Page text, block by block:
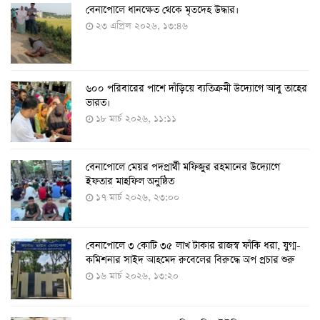
করোনায় ৩ জনের প্রাণহানি, নতুন শনাক্ত ২৯৬
৮ আগস্ট ২০২২, ১৯:৩৪
দেশে তৈরি হলো করোনা শনাক্তের কিট
৮ আগস্ট ২০২২, ১৩:০৯
দেশেই তৈরি হলো করোনা পরীক্ষার কিট, সময় লাগবে ৪-৫
ঘণ্টা
৭ আগস্ট ২০২২, ১৪:০৩
১১ আগস্ট থেকে পরীক্ষামূলকভাবে শুরু শিশুদের করোনা টিকা
দেওয়া
৭ আগস্ট ২০২২, ১৩:৫৩
বেনাপোলে ধানক্ষেত থেকে মৃতদেহ উদ্ধার।
২৩ এপ্রিল ২০২৬, ১৩:৪৬
৬০০ পরিবারের পাশে দাঁড়িয়ে ব্যতিক্রমী উদ্যোগে আবু তাহের
ভারত।
১৮ মার্চ ২০২৬, ১১:১১
বেনাপোলে মেয়র পদপ্রার্থী মফিজুর রহমানের উদ্যোগে
ইফতার মাহফিল অনুষ্ঠিত
১৭ মার্চ ২০২৬, ২৩:০০
বেনাপোলে ৩ কোটি ৩৫ লাখ টাকার রাজস্ব ফাঁকি ধরা, যুগ্ম-
কমিশনার সাইদ আহমেদ রুবেলের বিরুদ্ধে অপ প্রচার শুরু
১৬ মার্চ ২০২৬, ১৩:২০